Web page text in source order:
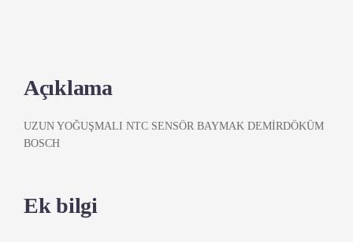
Açıklama
UZUN YOĞUŞMALI NTC SENSÖR BAYMAK DEMİRDÖKÜM
BOSCH
Ek bilgi